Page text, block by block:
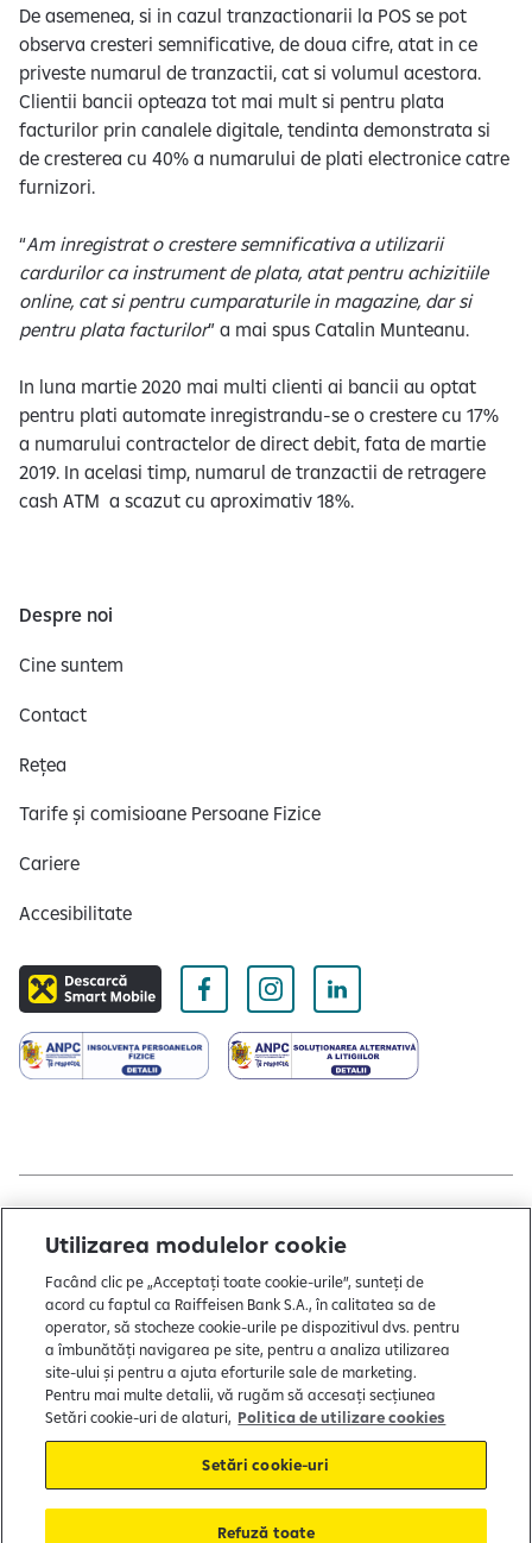
De asemenea, si in cazul tranzactionarii la POS se pot
observa cresteri semnificative, de doua cifre, atat in ce
priveste numarul de tranzactii, cat si volumul acestora.
Clientii bancii opteaza tot mai mult si pentru plata
facturilor prin canalele digitale, tendinta demonstrata si
de cresterea cu 40% a numarului de plati electronice catre
furnizori.
“Am inregistrat o crestere semnificativa a utilizarii
cardurilor ca instrument de plata, atat pentru achizitiile
online, cat si pentru cumparaturile in magazine, dar si
pentru plata facturilor” a mai spus Catalin Munteanu.
In luna martie 2020 mai multi clienti ai bancii au optat
pentru plati automate inregistrandu-se o crestere cu 17%
a numarului contractelor de direct debit, fata de martie
2019. In acelasi timp, numarul de tranzactii de retragere
cash ATM a scazut cu aproximativ 18%.
Despre noi
Cine suntem
Contact
Rețea
Tarife și comisioane Persoane Fizice
Cariere
Accesibilitate
Termeni și condiții
Politică de utilizare cookies
Preferințe cookie-uri
Politica de confidențialitate
Protecția consumatorului
Soluționarea alternativă a litigiilor
Utilizarea modulelor cookie
Facând clic pe „Acceptați toate cookie-urile”, sunteți de
acord cu faptul ca Raiffeisen Bank S.A., în calitatea sa de
operator, să stocheze cookie-urile pe dispozitivul dvs. pentru
a îmbunătăți navigarea pe site, pentru a analiza utilizarea
site-ului și pentru a ajuta eforturile sale de marketing.
Pentru mai multe detalii, vă rugăm să accesați secțiunea
Setări cookie-uri de alaturi, Politica de utilizare cookies
Setări cookie-uri
Refuză toate